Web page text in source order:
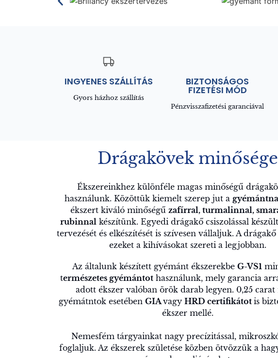
INGYENES SZÁLLÍTÁS
Gyors házhoz szállítás
BIZTONSÁGOS
FIZETÉSI MÓD
Pénzvisszafizetési garanciával
Drágakövek minősége
Ékszereinkhez különféle magas minőségű
használunk. Közöttük kiemelt szerep jut a
ékszert kiváló minőségű zafírral, turmalinnal,
rubinnal készítünk. Egyedi drágakő csiszolással
tervezését és elkészítését is szívesen vállaljuk. A
ezeket a kihívásokat szereti a legjobban.
Az általunk készített gyémánt ékszerekbe G-VS1
természetes gyémántothasználunk, mely garancia
adott ékszer valóban örök darab legyen. 0,25
gyémátntok esetében GIAvagy HRD certifikátot is
ékszer mellé.
Nemesfém tárgyainkat nagy precízitással,
foglaljuk. Az ékszerek születése közben ötvözzük a